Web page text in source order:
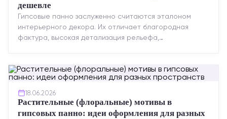
дешевле
Гипсовые панно заслуженно считаются эталоном
интерьерного декора. Их отличает благородная
фактура, высокая детализация рельефа,
18.06.2026
Растительные (флоральные) мотивы в
гипсовых панно: идеи оформления для разных